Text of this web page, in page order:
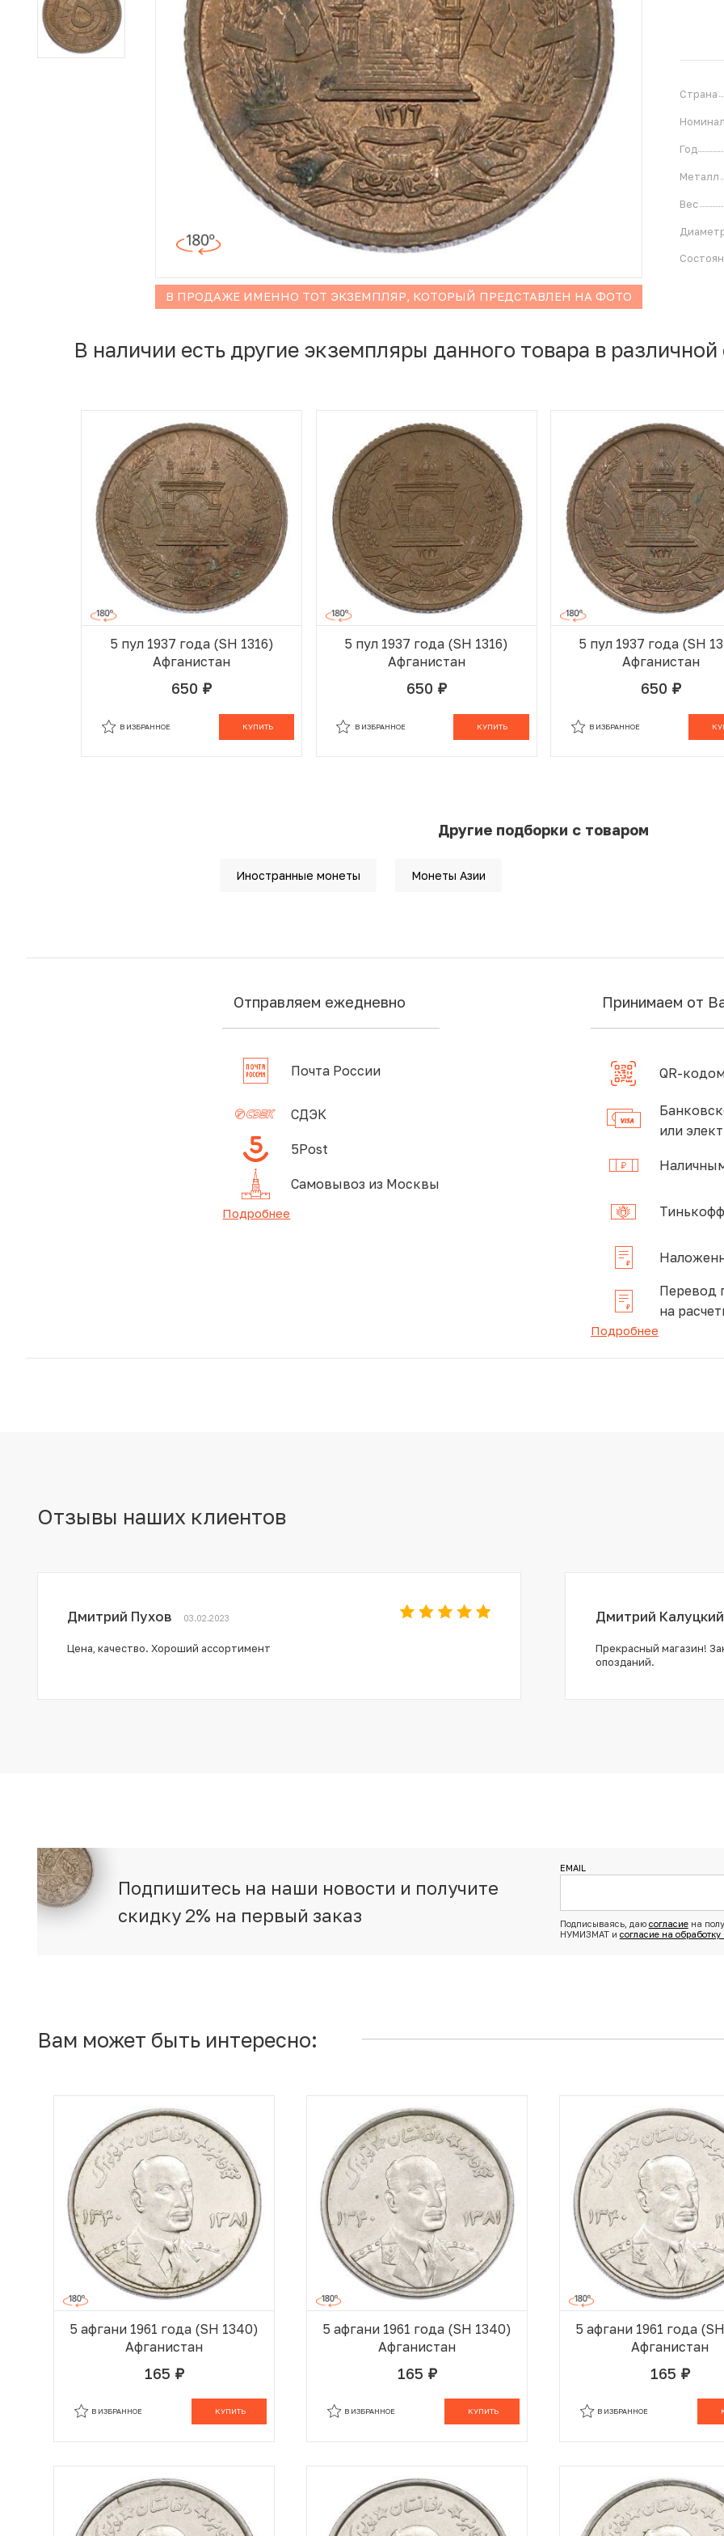
Иностранные монеты
Неофициальные выпуски монет (Unusual)
Античные и средневековые монеты
В ПРОДАЖЕ ИМЕННО ТОТ ЭКЗЕМПЛЯР, КОТОРЫЙ ПРЕДСТАВЛЕН НА ФОТО
Страна
Номинал
Год
Металл
Вес
В наличии есть другие экземпляры данного товара в различной
5 пул 1937 года (SH 1316)
Афганистан
650 руб.
КУПИТЬ
В ИЗБРАННОЕ
5 пул 1937 года (SH 1316)
Афганистан
650 руб.
КУПИТЬ
В ИЗБРАННОЕ
5 пул 1937 года (SH
Афганистан
650 руб.
В ИЗБРАННОЕ
Другие подборки с товаром
Иностранные монеты Монеты Азии
Отправляем ежедневно
Почта России
СДЭК
5Post
Самовывоз из Москвы
Подробнее
Принимаем от
QR-
или
Перевод
на
Подробнее
Отзывы наших клиентов
Дмитрий Пухов 03.02.2023
Цена, качество. Хороший ассортимент
Дмитрий Калуцкий
Прекрасный магазин!
опозданий.
Подпишитесь на наши новости и получите
скидку 2% на первый заказ
EMAIL
Подписываясь, даю согласиена
НУМИЗМАТ и согласие на
Вам может быть интересно:
5 афгани 1961 года (SH 1340)
Афганистан
165 руб.
КУПИТЬ
В ИЗБРАННОЕ
5 афгани 1961 года (SH 1340)
Афганистан
165 руб.
КУПИТЬ
В ИЗБРАННОЕ
5 афгани 1961 года
Афганистан
165 руб.
В ИЗБРАННОЕ